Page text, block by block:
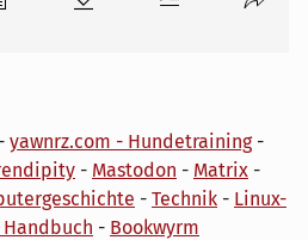
yawnrz.com - Hundetraining-
- Mastodon - Matrix -
- Technik - Linux-
Handbuch - Bookwyrm